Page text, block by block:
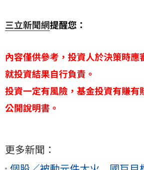
三立新聞網提醒您：
內容僅供參考，投資人於決策時應
就投資結果自行負責。
投資一定有風險，基金投資有賺有
公開說明書。
更多新聞：